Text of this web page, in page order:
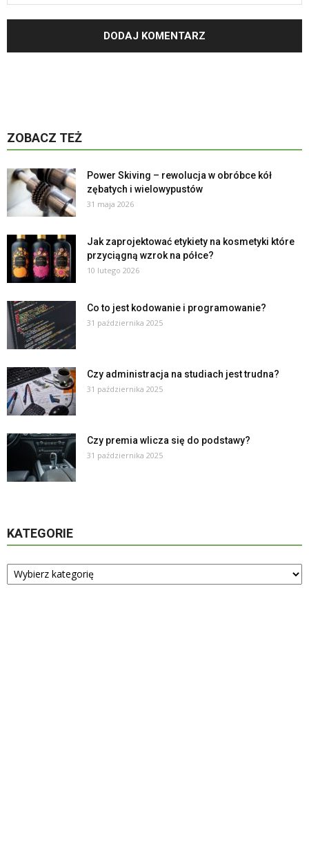
ZOBACZ TEŻ
Power Skiving – rewolucja w obróbce kół
zębatych i wielowypustów
31 maja 2026
Jak zaprojektować etykiety na kosmetyki które
przyciągną wzrok na półce?
10 lutego 2026
Co to jest kodowanie i programowanie?
31 października 2025
Czy administracja na studiach jest trudna?
31 października 2025
Czy premia wlicza się do podstawy?
31 października 2025
KATEGORIE
Kategorie